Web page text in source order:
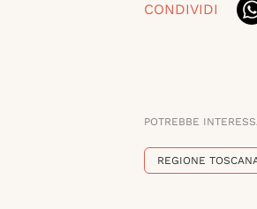
CONDIVIDI
POTREBBE
REGIONE